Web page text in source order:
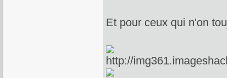
Et pour ceux qui n'on